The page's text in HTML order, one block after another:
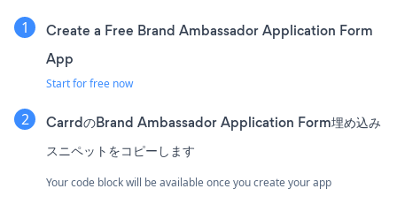
Create a Free Brand Ambassador Application Form
App
Start for free now
CarrdのBrand Ambassador Application Form埋め込み
スニペットをコピーします
Your code block will be available once you create your app